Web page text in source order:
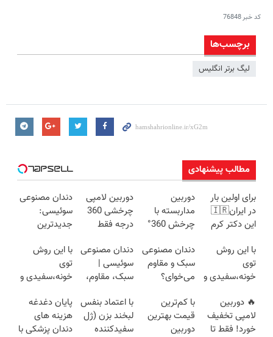
کد خبر76848
برچسب‌ها
لیگ برتر انگلیس
مطالب پیشنهادی
برای اولین بار
در ایران🇮🇷
این دکتر کرم
روزه ساخت!
دوربین
مداربسته با
چرخش 360°
(ضمانت
تعویض +
پرداخت درب
دوربین لامپی
چرخشی 360
درجه فقط
🔥 پرداخت
درب منزل
دندان مصنوعی
سوئیسی:
جدیدترین
سبک و مقاوم |
پرداخت قسطی
با این روش
توی
خونه،سفیدی و
برگردون
(40%off)
دندان مصنوعی
سبک و مقاوم
می‌خوای؟
اقساطی هم
داریم!😍 | 📍
تهران
دندان مصنوعی
سوئیسی |
سبک، مقاوم،
رایگان+پرداخت
اقساطی😍
با این روش
توی
خونه،سفیدی و
برگردون(40%off)
🔥 دوربین
لامپی تخفیف
خورد! فقط تا
با کم‌ترین
قیمت بهترین
دوربین
با اعتماد بنفس
لبخند بزن (ژل
سفیدکننده
پایان دغدغه
هزینه های
دندان پزشکی با